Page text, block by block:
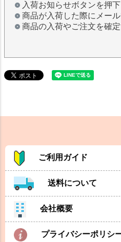
入荷お知らせボタンを押
商品が入荷した際にメー
商品の入荷やご注文を確
ご利用ガイド
送料について
会社概要
プライバシーポリシ